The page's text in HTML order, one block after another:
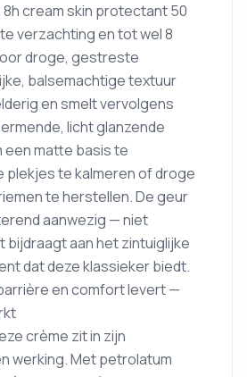
8h cream skin protectant 50
verzachting en tot wel 8
droge, gestreste
balsemachtige textuur
en smelt vervolgens
licht glanzende
een matte basis te
plekjes te kalmeren of droge
te herstellen. De geur
aanwezig — niet
bijdraagt aan het zintuiglijke
dat deze klassieker biedt.
en comfort levert —
crème zit in zijn
werking. Met petrolatum